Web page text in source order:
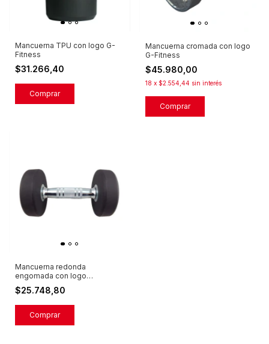
Mancuerna TPU con logo G-
Fitness
$31.266,40
Comprar
Mancuerna cromada con logo
G-Fitness
$45.980,00
18 x $2.554,44 sin interés
Comprar
Mancuerna redonda
engomada con logo
GFITNESS (por unidad)
$25.748,80
Comprar